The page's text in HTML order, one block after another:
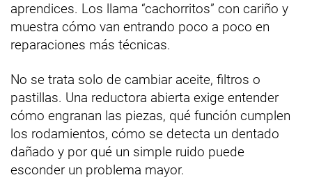
aprendices. Los llama “cachorritos” con cariño y
muestra cómo van entrando poco a poco en
reparaciones más técnicas.
No se trata solo de cambiar aceite, filtros o
pastillas. Una reductora abierta exige entender
cómo engranan las piezas, qué función cumplen
los rodamientos, cómo se detecta un dentado
dañado y por qué un simple ruido puede
esconder un problema mayor.